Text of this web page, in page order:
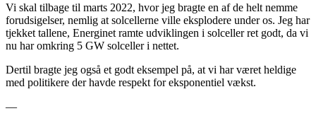
Vi skal tilbage til marts 2022, hvor jeg bragte en af de helt nemme
forudsigelser, nemlig at solcellerne ville eksplodere under os. Jeg har
tjekket tallene, Energinet ramte udviklingen i solceller ret godt, da vi
nu har omkring 5 GW solceller i nettet.
Dertil bragte jeg også et godt eksempel på, at vi har været heldige
med politikere der havde respekt for eksponentiel vækst.
—